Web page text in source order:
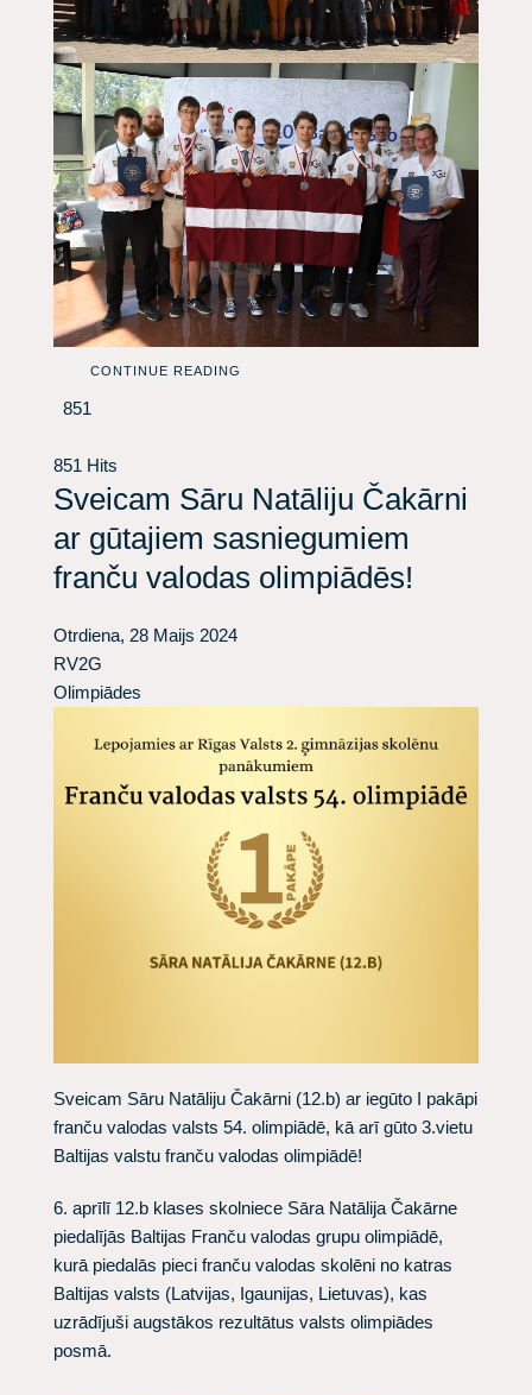
CONTINUE READING
851
851 Hits
Sveicam Sāru Natāliju Čakārni
ar gūtajiem sasniegumiem
franču valodas olimpiādēs!
Otrdiena, 28 Maijs 2024
RV2G
Olimpiādes
Sveicam Sāru Natāliju Čakārni (12.b) ar iegūto I pakāpi
franču valodas valsts 54. olimpiādē, kā arī gūto 3.vietu
Baltijas valstu franču valodas olimpiādē!
6. aprīlī 12.b klases skolniece Sāra Natālija Čakārne
piedalījās Baltijas Franču valodas grupu olimpiādē,
kurā piedalās pieci franču valodas skolēni no katras
Baltijas valsts (Latvijas, Igaunijas, Lietuvas), kas
uzrādījuši augstākos rezultātus valsts olimpiādes
posmā.